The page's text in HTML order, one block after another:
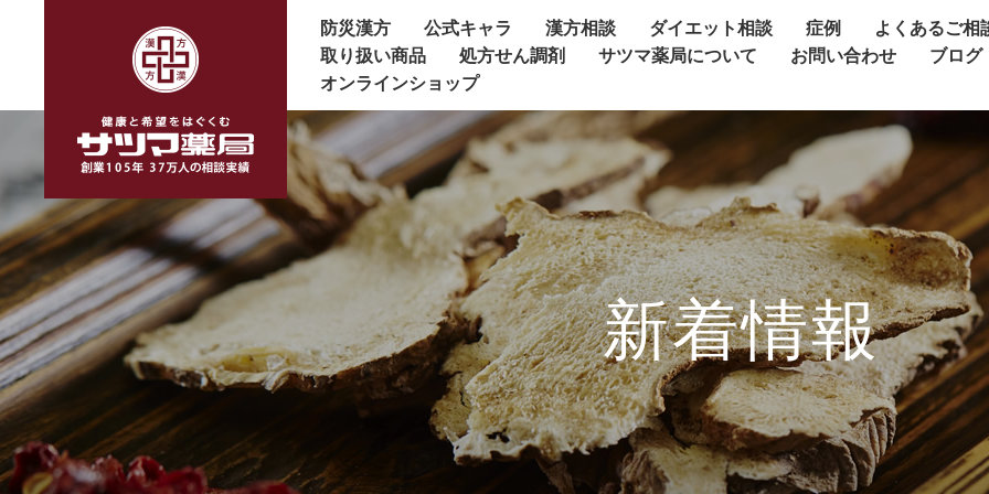
防災漢方 公式キャラ 漢方相談 ダイエット相談 症例
よくあるご相
取り扱い商品
処方せん調剤 サツマ薬局について お問い合わせ
ブログ
オンラインショップ
新着情報